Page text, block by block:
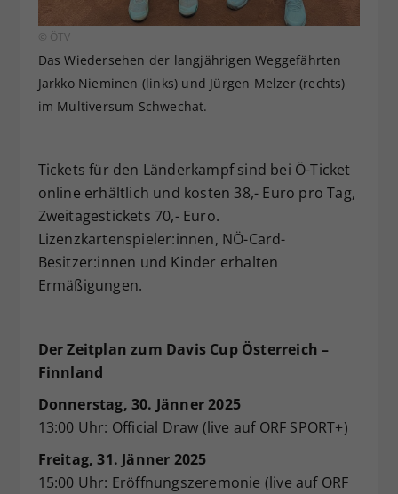
© ÖTV
Das Wiedersehen der langjährigen Weggefährten
Jarkko Nieminen (links) und Jürgen Melzer (rechts)
im Multiversum Schwechat.
Tickets für den Länderkampf sind bei Ö-Ticket
online erhältlich und kosten 38,- Euro pro Tag,
Zweitagestickets 70,- Euro.
Lizenzkartenspieler:innen, NÖ-Card-
Besitzer:innen und Kinder erhalten
Ermäßigungen.
Der Zeitplan zum Davis Cup Österreich –
Finnland
Donnerstag, 30. Jänner 2025
13:00 Uhr: Official Draw (live auf ORF SPORT+)
Freitag, 31. Jänner 2025
15:00 Uhr: Eröffnungszeremonie (live auf ORF